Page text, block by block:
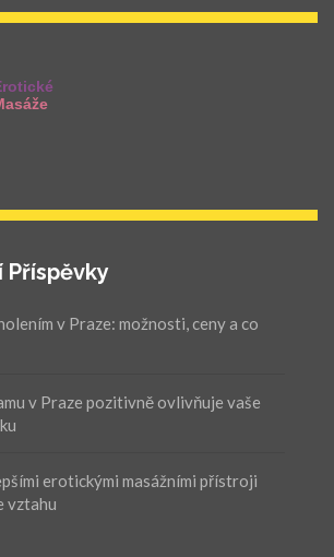
Příspěvky
v Praze: možnosti, ceny a co
v Praze pozitivně ovlivňuje vaše
erotickými masážními přístroji
vztahu